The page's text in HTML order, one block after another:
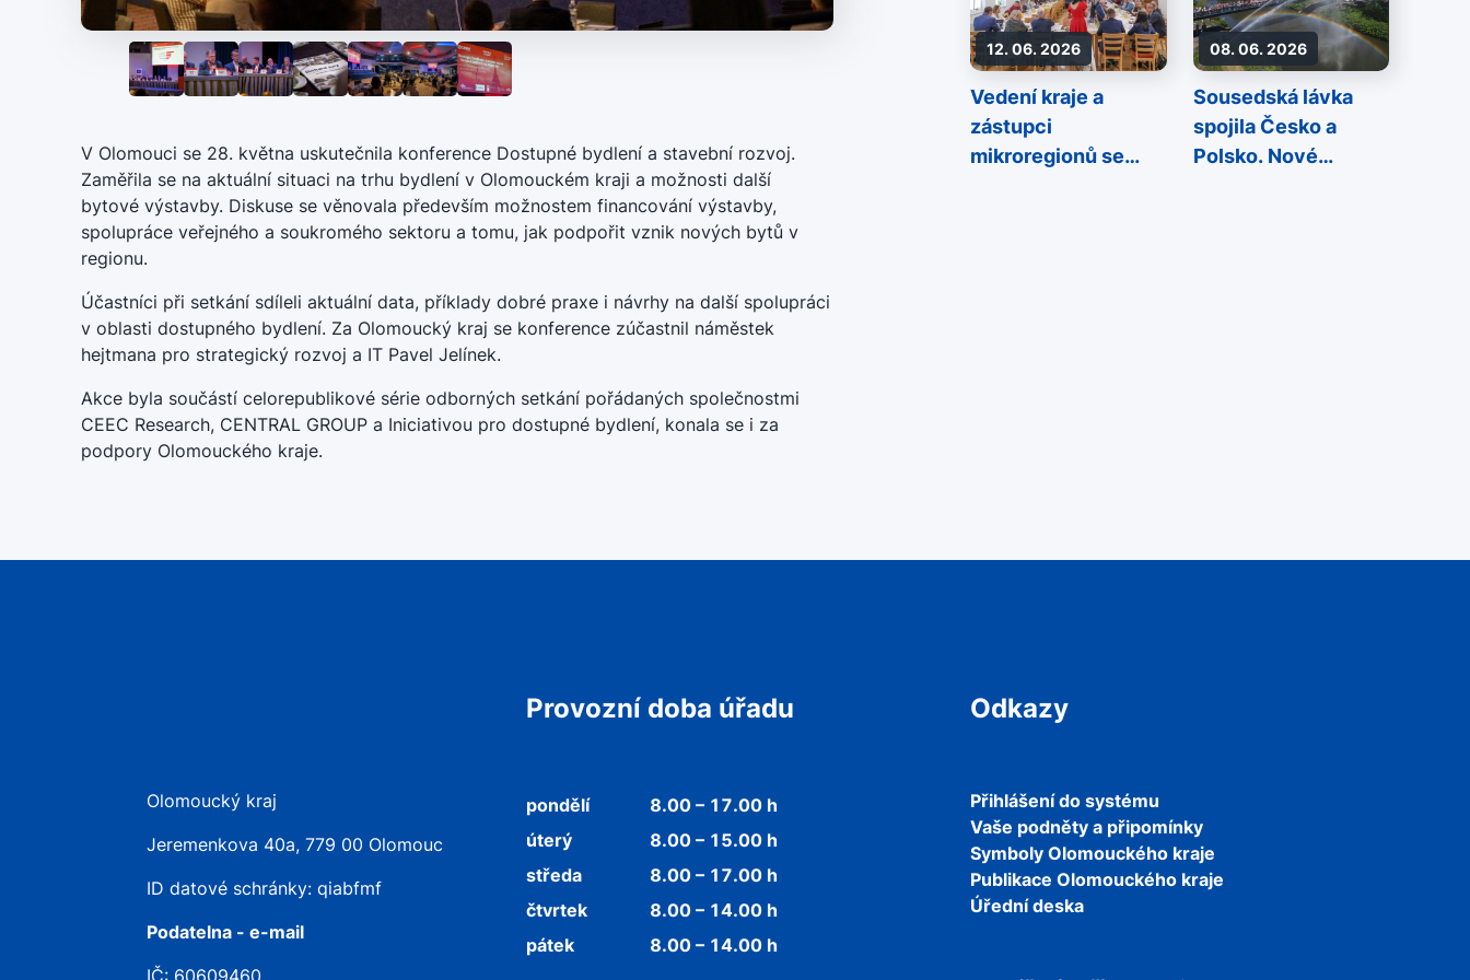
V Olomouci se 28. května uskutečnila konference Dostupné bydlení a stavební rozvoj.
Zaměřila se na aktuální situaci na trhu bydlení v Olomouckém kraji a možnosti další
bytové výstavby. Diskuse se věnovala především možnostem financování výstavby,
spolupráce veřejného a soukromého sektoru a tomu, jak podpořit vznik nových bytů v
regionu.
Účastníci při setkání sdíleli aktuální data, příklady dobré praxe i návrhy na další spolupráci
v oblasti dostupného bydlení. Za Olomoucký kraj se konference zúčastnil náměstek
hejtmana pro strategický rozvoj a IT Pavel Jelínek.
Akce byla součástí celorepublikové série odborných setkání pořádaných společnostmi
CEEC Research, CENTRAL GROUP a Iniciativou pro dostupné bydlení, konala se i za
podpory Olomouckého kraje.
12. 06. 2026
Vedení kraje a
zástupci
mikroregionů se
08. 06. 2026
Sousedská lávka
spojila Česko a
Polsko. Nové
Olomoucký kraj
Jeremenkova 40a, 779 00 Olomouc
ID datové schránky: qiabfmf
Podatelna - e-mail
Provozní doba úřadu
pondělí
8.00 – 17.00 h
úterý
8.00 – 15.00 h
středa
8.00 – 17.00 h
čtvrtek
8.00 – 14.00 h
pátek
8.00 – 14.00 h
Odkazy
Přihlášení do systému
Vaše podněty a připomínky
Symboly Olomouckého kraje
Publikace Olomouckého kraje
Úřední deska